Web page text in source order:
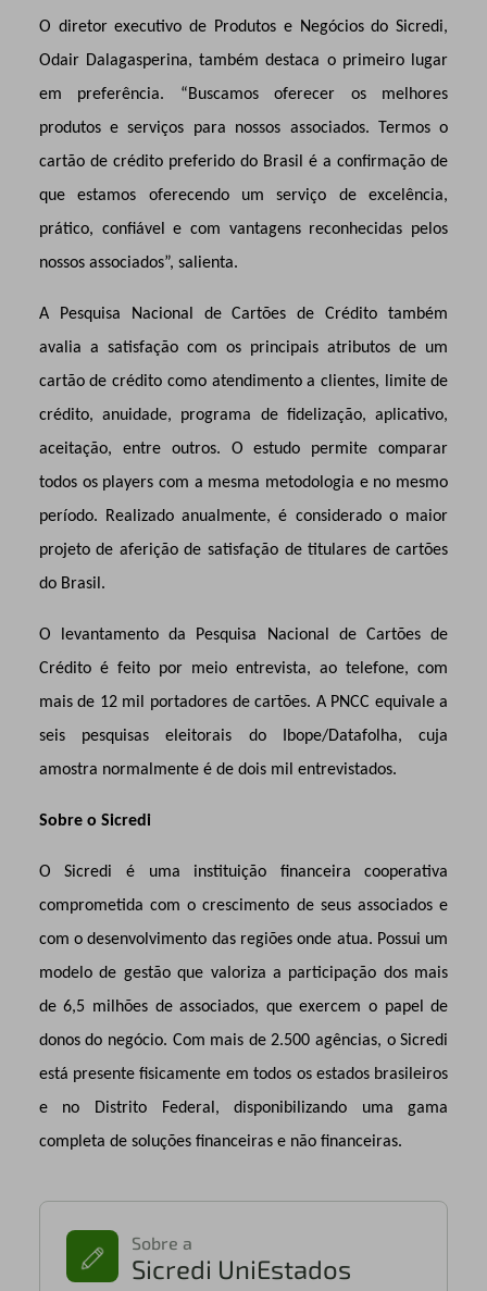
O diretor executivo de Produtos e Negócios do Sicredi,
Odair Dalagasperina, também destaca o primeiro lugar
em preferência. “Buscamos oferecer os melhores
produtos e serviços para nossos associados. Termos o
cartão de crédito preferido do Brasil é a confirmação de
que estamos oferecendo um serviço de excelência,
prático, confiável e com vantagens reconhecidas pelos
nossos associados”, salienta.
A Pesquisa Nacional de Cartões de Crédito também
avalia a satisfação com os principais atributos de um
cartão de crédito como atendimento a clientes, limite de
crédito, anuidade, programa de fidelização, aplicativo,
aceitação, entre outros. O estudo permite comparar
todos os players com a mesma metodologia e no mesmo
período. Realizado anualmente, é considerado o maior
projeto de aferição de satisfação de titulares de cartões
do Brasil.
O levantamento da Pesquisa Nacional de Cartões de
Crédito é feito por meio entrevista, ao telefone, com
mais de 12 mil portadores de cartões. A PNCC equivale a
seis pesquisas eleitorais do Ibope/Datafolha, cuja
amostra normalmente é de dois mil entrevistados.
Sobre o Sicredi
O Sicredi é uma instituição financeira cooperativa
comprometida com o crescimento de seus associados e
com o desenvolvimento das regiões onde atua. Possui um
modelo de gestão que valoriza a participação dos mais
de 6,5 milhões de associados, que exercem o papel de
donos do negócio. Com mais de 2.500 agências, o Sicredi
está presente fisicamente em todos os estados brasileiros
e no Distrito Federal, disponibilizando uma gama
completa de soluções financeiras e não financeiras.
Sobre a
Sicredi UniEstados